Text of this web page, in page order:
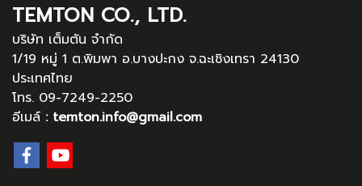
TEMTON CO., LTD.
บริษัท เต็มตัน จำกัด
1/19 หมู่ 1 ต.พิมพา อ.บางปะกง จ.ฉะเชิงเทรา 24130
ประเทศไทย
โทร. 09-7249-2250
อีเมล์ : temton.info@gmail.com